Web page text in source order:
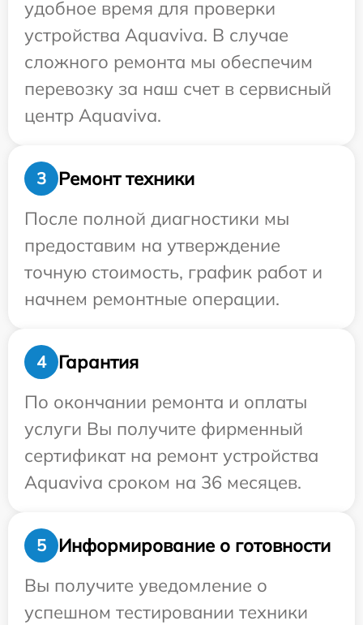
удобное время для проверки
устройства Aquaviva. В случае
сложного ремонта мы обеспечим
перевозку за наш счет в сервисный
центр Aquaviva.
3
Ремонт техники
После полной диагностики мы
предоставим на утверждение
точную стоимость, график работ и
начнем ремонтные операции.
4
Гарантия
По окончании ремонта и оплаты
услуги Вы получите фирменный
сертификат на ремонт устройства
Aquaviva сроком на 36 месяцев.
5
Информирование о готовности
Вы получите уведомление о
успешном тестировании техники